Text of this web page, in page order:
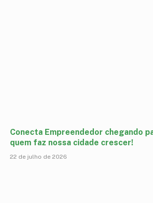
Conecta Empreendedor chegando
quem faz nossa cidade crescer!
22 de julho de 2026